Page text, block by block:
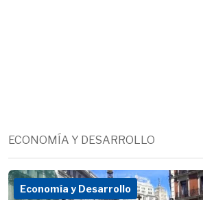
ECONOMÍA Y DESARROLLO
Economía y Desarrollo